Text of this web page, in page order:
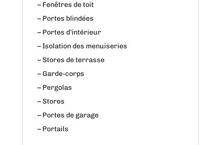
– Fenêtres de toit
– Portes blindées
– Portes d’intérieur
– Isolation des menuiseries
– Stores de terrasse
– Garde-corps
– Pergolas
– Stores
– Portes de garage
– Portails